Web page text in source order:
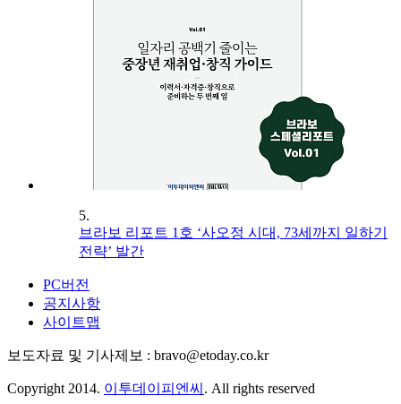
5.
브라보 리포트 1호 ‘사오정 시대, 73세까지 일하기
전략’ 발간
PC버전
공지사항
사이트맵
보도자료 및 기사제보 : bravo@etoday.co.kr
Copyright 2014. 이투데이피엔씨 . All rights reserved